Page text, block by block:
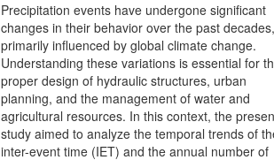
Precipitation events have undergone significant
changes in their behavior over the past decades,
primarily influenced by global climate change.
Understanding these variations is essential for
proper design of hydraulic structures, urban
planning, and the management of water and
agricultural resources. In this context, the
study aimed to analyze the temporal trends of
inter-event time (IET) and the annual number of